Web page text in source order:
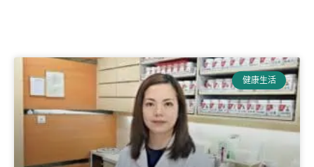
健康生活